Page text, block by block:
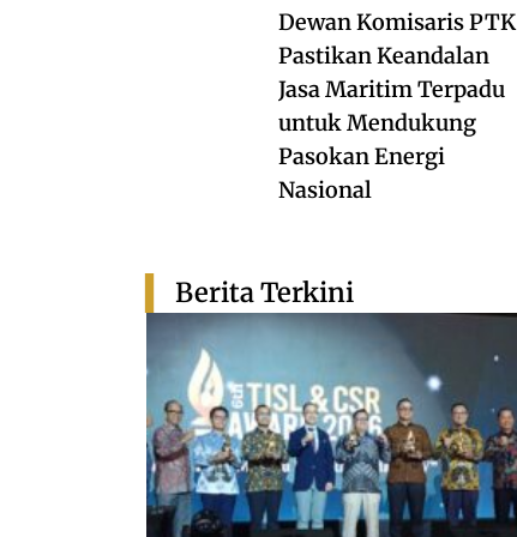
Dewan Komisaris PTK
Pastikan Keandalan
Jasa Maritim Terpadu
untuk Mendukung
Pasokan Energi
Nasional
Berita Terkini